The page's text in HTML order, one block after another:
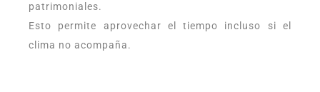
patrimoniales.
Esto permite aprovechar el tiempo incluso si el
clima no acompaña.